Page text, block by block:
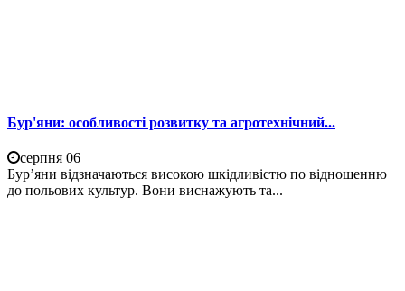
Бур'яни: особливості розвитку та агротехнічний...
серпня 06
Бур’яни відзначаються високою шкідливістю по відношенню
до польових культур. Вони виснажують та...